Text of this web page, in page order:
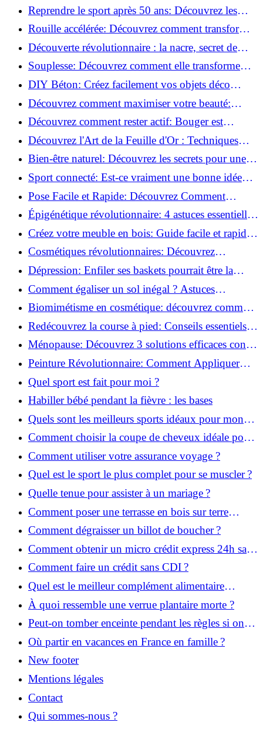
pouvoirs antioxydants!
Reprendre le sport après 50 ans: Découvrez les
meilleures méthodes!
Rouille accélérée: Découvrez comment transformer
la corrosion en déco tendance!
Découverte révolutionnaire : la nacre, secret de
régénération inouï !
Souplesse: Découvrez comment elle transforme
votre performance sportive!
DIY Béton: Créez facilement vos objets déco
tendance!
Découvrez comment maximiser votre beauté:
Astuces et secrets révélés!
Découvrez comment rester actif: Bouger est
toujours possible!
Découvrez l'Art de la Feuille d'Or : Techniques
Incontournables pour Réussir!
Bien-être naturel: Découvrez les secrets pour une
vie saine!
Sport connecté: Est-ce vraiment une bonne idée
pour vous?
Pose Facile et Rapide: Découvrez Comment
Monter des Carreaux de Béton Cellulaire!
Épigénétique révolutionnaire: 4 astuces essentielles
pour transformer votre bien-être!
Créez votre meuble en bois: Guide facile et rapide
pour débutants!
Cosmétiques révolutionnaires: Découvrez
comment les fermes verticales transforment la
beauté!
Dépression: Enfiler ses baskets pourrait être la
solution!
Comment égaliser un sol inégal ? Astuces
infaillibles pour réussir !
Biomimétisme en cosmétique: découvrez comment
la nature inspire l'avenir des soins beauté!
Redécouvrez la course à pied: Conseils essentiels
pour reprendre!
Ménopause: Découvrez 3 solutions efficaces contre
les bouffées de chaleur!
Peinture Révolutionnaire: Comment Appliquer
Deux Couleurs Sur Une Porte!
Quel sport est fait pour moi ?
Habiller bébé pendant la fièvre : les bases
Quels sont les meilleurs sports idéaux pour mon
enfant ?
Comment choisir la coupe de cheveux idéale pour
votre visage ?
Comment utiliser votre assurance voyage ?
Quel est le sport le plus complet pour se muscler ?
Quelle tenue pour assister à un mariage ?
Comment poser une terrasse en bois sur terre
battue ?
Comment dégraisser un billot de boucher ?
Comment obtenir un micro crédit express 24h sans
justificatif ?
Comment faire un crédit sans CDI ?
Quel est le meilleur complément alimentaire
cheveux efficace ? Notre avis dans cet article
À quoi ressemble une verrue plantaire morte ?
Peut-on tomber enceinte pendant les règles si on
prend la pilule ?
Où partir en vacances en France en famille ?
New footer
Mentions légales
Contact
Qui sommes-nous ?